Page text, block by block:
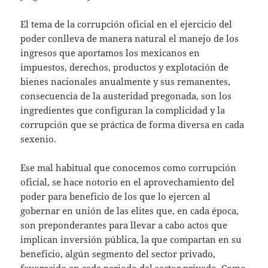
El tema de la corrupción oficial en el ejercicio del
poder conlleva de manera natural el manejo de los
ingresos que aportamos los mexicanos en
impuestos, derechos, productos y explotación de
bienes nacionales anualmente y sus remanentes,
consecuencia de la austeridad pregonada, son los
ingredientes que configuran la complicidad y la
corrupción que se práctica de forma diversa en cada
sexenio.
Ese mal habitual que conocemos como corrupción
oficial, se hace notorio en el aprovechamiento del
poder para beneficio de los que lo ejercen al
gobernar en unión de las elites que, en cada época,
son preponderantes para llevar a cabo actos que
implican inversión pública, la que compartan en su
beneficio, algún segmento del sector privado,